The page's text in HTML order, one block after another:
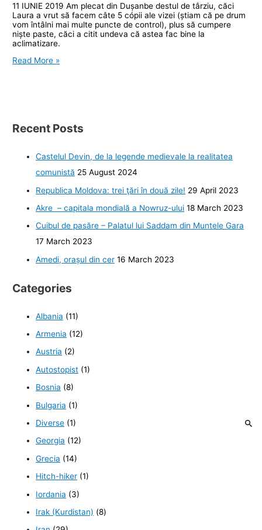
11 IUNIE 2019 Am plecat din Dușanbe destul de târziu, căci
Laura a vrut să facem câte 5 cópii ale vizei (știam că pe drum
vom întâlni mai multe puncte de control), plus să cumpere
niște paste, căci a citit undeva că astea fac bine la
aclimatizare.
Pamir
Read More »
Recent Posts
Castelul Devin, de la legende medievale la realitatea
comunistă 25 August 2024
Republica Moldova: trei ţări în două zile! 29 April 2023
Akre – capitala mondială a Nowruz-ului 18 March 2023
Cuibul de pasăre – Palatul lui Saddam din Muntele Gara
17 March 2023
Amedi, orașul din cer 16 March 2023
Categories
Albania (11)
Armenia (12)
Austria (2)
Autostopist (1)
Bosnia (8)
Bulgaria (1)
Diverse (1)
Georgia (12)
Grecia (14)
Hitch-hiker (1)
Iordania (3)
Irak (Kurdistan) (8)